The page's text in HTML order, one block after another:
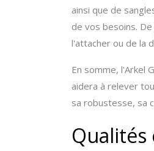
ainsi que de
de vos besoins.
l'attacher ou de la
En somme, l'Arkel
aidera à relever
sa robustesse, sa
Qualités